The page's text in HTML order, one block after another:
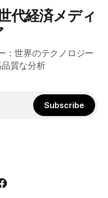
代経済メディ
：世界のテクノロジー
品質な分析
Subscribe